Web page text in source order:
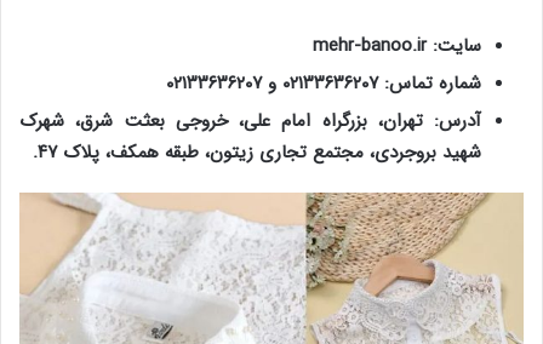
سایت: mehr-banoo.ir
شماره تماس: ۰۲۱۳۳۶۳۶۲۰۷ و ۰۲۱۳۳۶۳۶۲۰۷
آدرس: تهران، بزرگراه امام علی، خروجی بعثت شرق، شهرک
شهید بروجردی، مجتمع تجاری زیتون، طبقه همکف، پلاک ۴۷.